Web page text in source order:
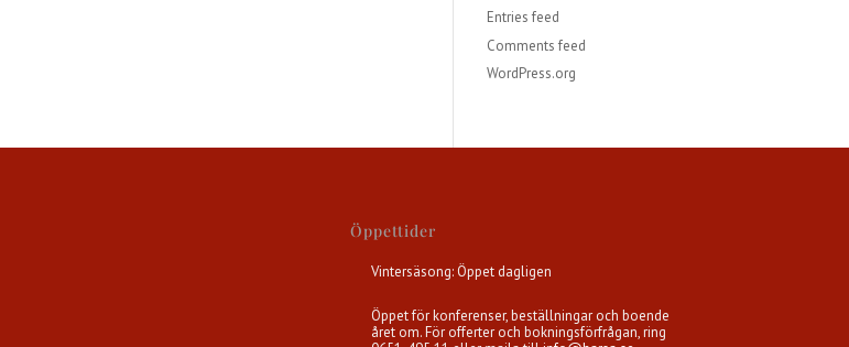
Entries feed
Comments feed
WordPress.org
Öppettider
Vintersäsong: Öppet dagligen
Öppet för konferenser, beställningar och boende
året om. För offerter och bokningsförfrågan, ring